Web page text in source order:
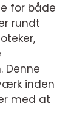
for både
rundt
Denne
inden
med at